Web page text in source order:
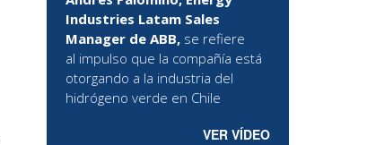
Industries Latam Sales
Manager de ABB, se refiere
al impulso que la compañía está
otorgando a la industria del
hidrógeno verde en Chile
VER VÍDEO